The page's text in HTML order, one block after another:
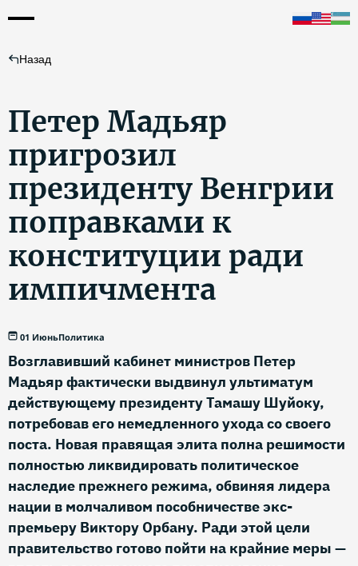
Назад
Петер Мадьяр
пригрозил
президенту Венгрии
поправками к
конституции ради
импичмента
01 ИюньПолитика
Возглавивший кабинет министров Петер
Мадьяр фактически выдвинул ультиматум
действующему президенту Тамашу Шуйоку,
потребовав его немедленного ухода со своего
поста. Новая правящая элита полна решимости
полностью ликвидировать политическое
наследие прежнего режима, обвиняя лидера
нации в молчаливом пособничестве экс-
премьеру Виктору Орбану. Ради этой цели
правительство готово пойти на крайние меры —